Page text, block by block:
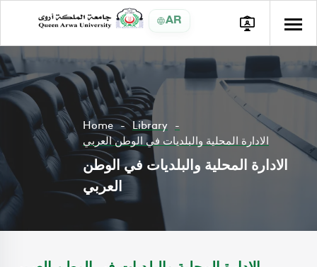
AR
Home
Library
الادارة المحلية والبلديات في الوطن العربي
الادارة المحلية والبلديات في الوطن
العربي